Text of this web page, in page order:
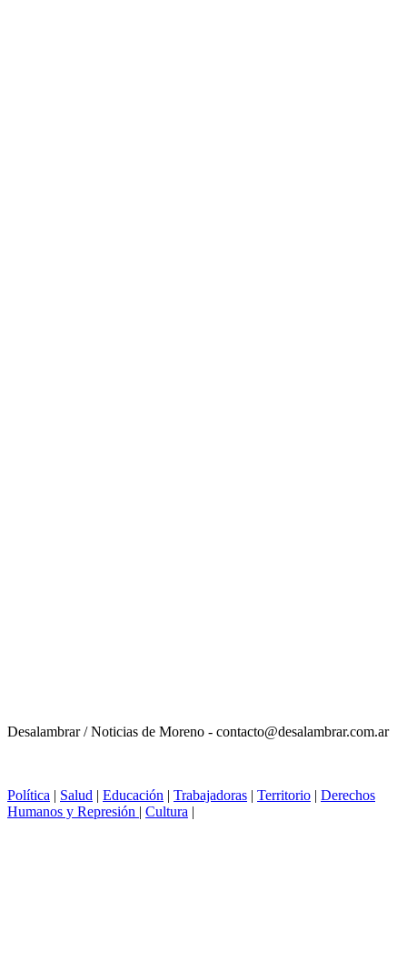
Desalambrar / Noticias de Moreno - contacto@desalambrar.com.ar
Política | Salud | Educación | Trabajadoras | Territorio | Derechos
Humanos y Represión | Cultura |